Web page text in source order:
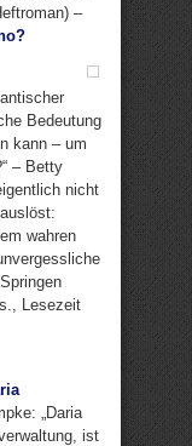
–
Bedeutung
kann – um
– Betty
nicht
wahren
Lesezeit
„Daria
ist